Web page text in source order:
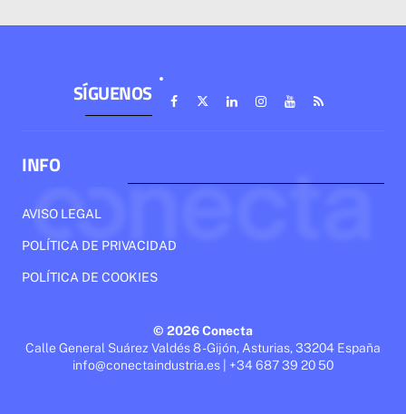
SÍGUENOS
INFO
AVISO LEGAL
POLÍTICA DE PRIVACIDAD
POLÍTICA DE COOKIES
© 2026 Conecta
Calle General Suárez Valdés 8 - Gijón, Asturias, 33204 España
info@conectaindustria.es | +34 687 39 20 50